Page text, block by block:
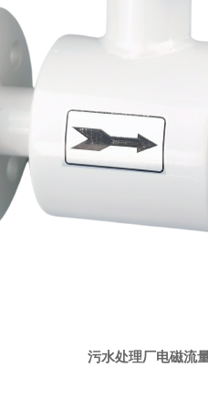
污水处理厂电磁流